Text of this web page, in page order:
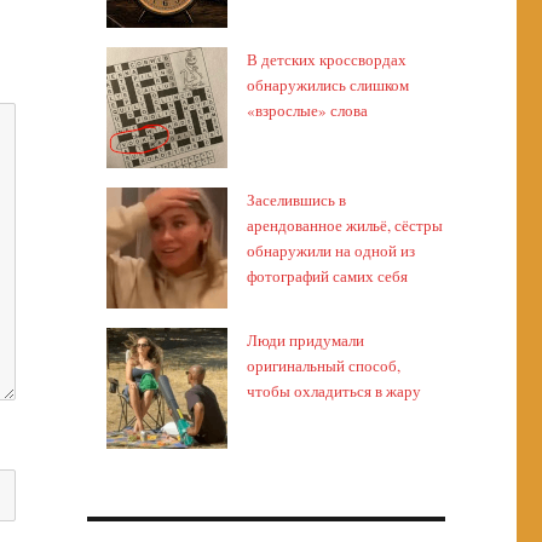
В детских кроссвордах
обнаружились слишком
«взрослые» слова
Заселившись в
арендованное жильё, сёстры
обнаружили на одной из
фотографий самих себя
Люди придумали
оригинальный способ,
чтобы охладиться в жару